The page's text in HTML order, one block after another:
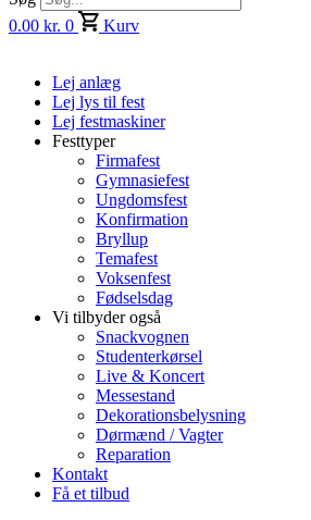
0.00 kr. 0 Kurv
Lej anlæg
Lej lys til fest
Lej festmaskiner
Festtyper
Firmafest
Gymnasiefest
Ungdomsfest
Konfirmation
Bryllup
Temafest
Voksenfest
Fødselsdag
Vi tilbyder også
Snackvognen
Studenterkørsel
Live & Koncert
Messestand
Dekorationsbelysning
Dørmænd / Vagter
Reparation
Kontakt
Få et tilbud